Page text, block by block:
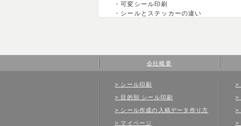
可変シール印刷
シールとステッカーの違い
会社概要
シール印刷
目的別 シール印刷
シール作成の入稿データ作り方
マイページ